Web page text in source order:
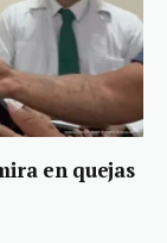
en quejas